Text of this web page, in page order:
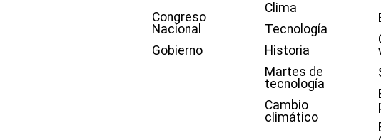
Congreso
Nacional
Gobierno
Clima
Tecnología
Historia
Martes de
tecnología
Cambio
climático